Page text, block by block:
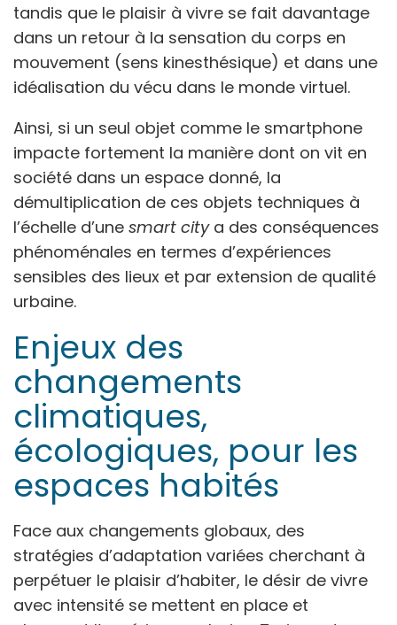
tandis que le plaisir à vivre se fait davantage
dans un retour à la sensation du corps en
mouvement (sens kinesthésique) et dans une
idéalisation du vécu dans le monde virtuel.
Ainsi, si un seul objet comme le smartphone
impacte fortement la manière dont on vit en
société dans un espace donné, la
démultiplication de ces objets techniques à
l’échelle d’une smart citya des conséquences
phénoménales en termes d’expériences
sensibles des lieux et par extension de qualité
urbaine.
Enjeux des
changements
climatiques,
écologiques, pour les
espaces habités
Face aux changements globaux, des
stratégies d’adaptation variées cherchant à
perpétuer le plaisir d’habiter, le désir de vivre
avec intensité se mettent en place et